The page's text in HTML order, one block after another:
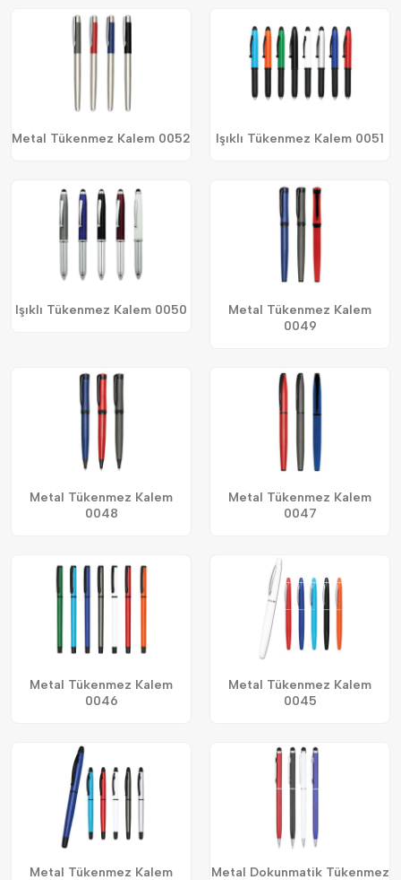
Metal Tükenmez Kalem 0052 Işıklı Tükenmez Kalem 0051
Işıklı Tükenmez Kalem 0050
Metal Tükenmez Kalem
0049
Metal Tükenmez Kalem
0048
Metal Tükenmez Kalem
0047
Metal Tükenmez Kalem
0046
Metal Tükenmez Kalem
0045
Metal Tükenmez Kalem
Metal Dokunmatik Tükenmez